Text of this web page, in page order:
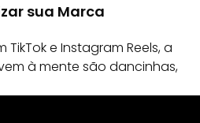
sua Marca
e Instagram Reels, a
à mente são dancinhas,